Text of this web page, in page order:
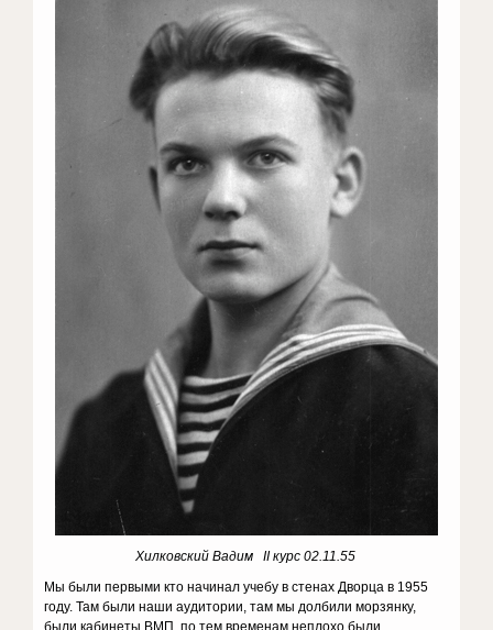
Хилковский Вадим II курс 02.11.55
Мы были первыми кто начинал учебу в стенах Дворца в 1955
году. Там были наши аудитории, там мы долбили морзянку,
были кабинеты ВМП, по тем временам неплохо были